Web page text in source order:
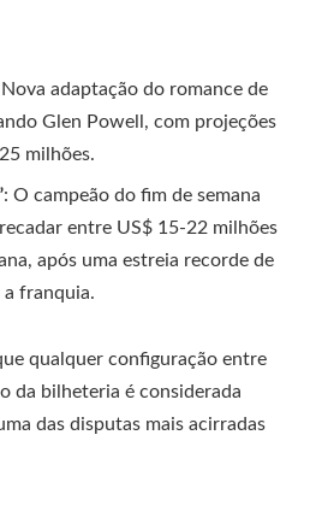
Nova adaptação do romance de
Glen Powell, com projeções
milhões.
: O campeão do fim de semana
entre US$ 15-22 milhões
após uma estreia recorde de
a franquia.
qualquer configuração entre
da bilheteria é considerada
das disputas mais acirradas